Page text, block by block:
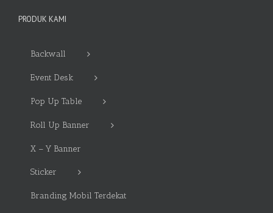
PRODUK KAMI
Backwall
Event Desk
Pop Up Table
Roll Up Banner
X – Y Banner
Sticker
Branding Mobil Terdekat